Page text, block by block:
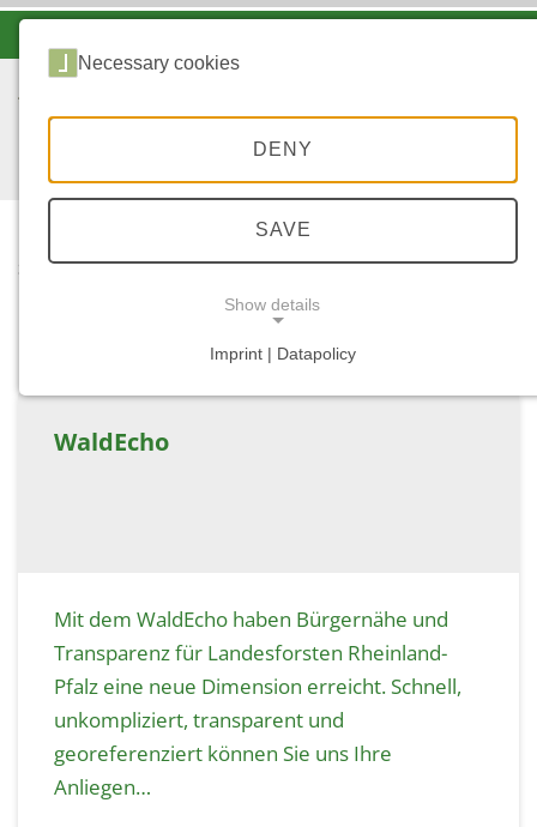
START
...
WaldEcho
Mit dem WaldEcho haben Bürgernähe und
Transparenz für Landesforsten Rheinland-
Pfalz eine neue Dimension erreicht. Schnell,
unkompliziert, transparent und
georeferenziert können Sie uns Ihre
Anliegen…
Necessary cookies
DENY
SAVE
Show details
Imprint | Datapolicy